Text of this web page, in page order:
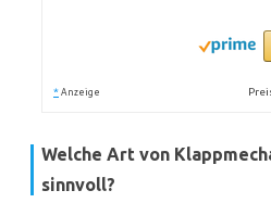
* Anzeige
Welche Art von
sinnvoll?